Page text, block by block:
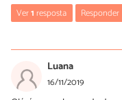
Ver1resposta Responder
leve ao medico
Luana
16/11/2019